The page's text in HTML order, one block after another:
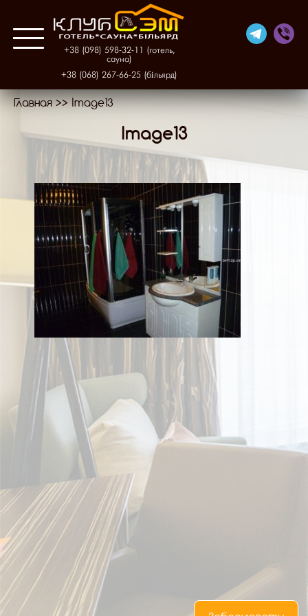
Про нас
Готель
Фінська сауна
+38 (098) 598-32-11 (готель,
сауна)
+38 (068) 267-66-25 (більярд)
Більярд
Контакти
Главная >> Image13
Image13